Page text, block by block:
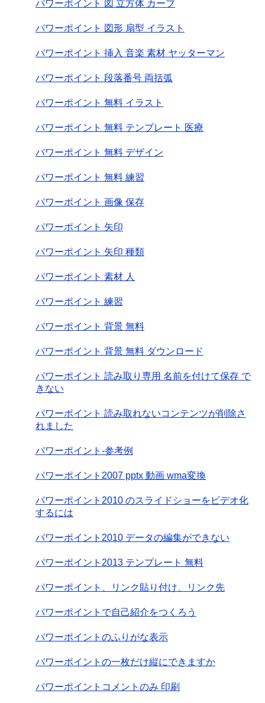
パワーポイント 図 立方体 カーブ
パワーポイント 図形 扇型 イラスト
パワーポイント 挿入 音楽 素材 ヤッターマン
パワーポイント 段落番号 両括弧
パワーポイント 無料 イラスト
パワーポイント 無料 テンプレート 医療
パワーポイント 無料 デザイン
パワーポイント 無料 練習
パワーポイント 画像 保存
パワーポイント 矢印
パワーポイント 矢印 種類
パワーポイント 素材 人
パワーポイント 練習
パワーポイント 背景 無料
パワーポイント 背景 無料 ダウンロード
パワーポイント 読み取り専用 名前を付けて保存 で
きない
パワーポイント 読み取れないコンテンツが削除さ
れました
パワーポイント-参考例
パワーポイント2007 pptx 動画 wma変換
パワーポイント2010 のスライドショーをビデオ化
するには
パワーポイント2010 データの編集ができない
パワーポイント2013 テンプレート 無料
パワーポイント、リンク貼り付け、リンク先
パワーポイントで自己紹介をつくろう
パワーポイントのふりがな表示
パワーポイントの一枚だけ縦にできますか
パワーポイントコメントのみ 印刷